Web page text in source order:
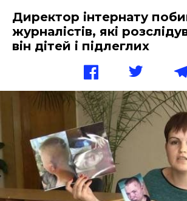
Директор інтернату
журналістів, які
він дітей і підлеглих